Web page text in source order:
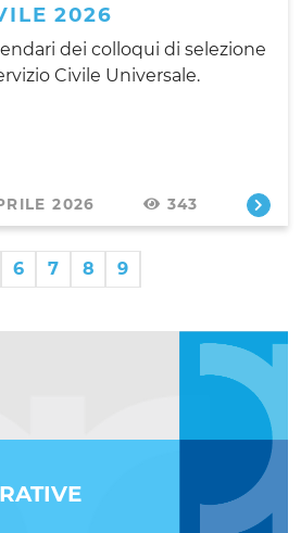
2026
dei colloqui di selezione
Civile Universale.
2026 343
6 7 8 9